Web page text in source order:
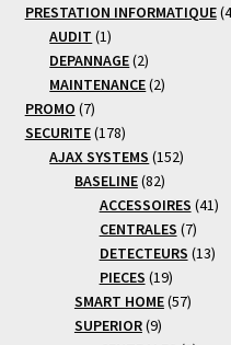
produits
PRESTATION INFORMATIQUE 4
AUDIT 11
produit
DEPANNAGE 22
produits
MAINTENANCE 22
PROMO 77
produits
SECURITE 178178
produits
AJAX SYSTEMS 152152
BASELINE 8282
produits
ACCESSOIRES 4141
CENTRALES 77
DETECTEURS 1313
PIECES 1919
produits
SMART HOME 5757
SUPERIOR 99